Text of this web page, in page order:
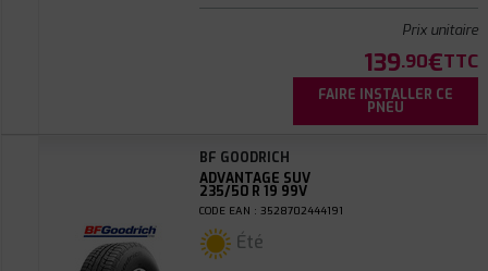
Prix unitaire
139.90€TTC
FAIRE INSTALLER CE
PNEU
BF GOODRICH
ADVANTAGE SUV
235/50 R 19 99V
CODE EAN : 3528702444191
Été